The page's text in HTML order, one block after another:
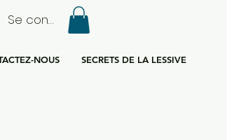
Se connecter
NOUS SECRETS DE LA LESSIVE